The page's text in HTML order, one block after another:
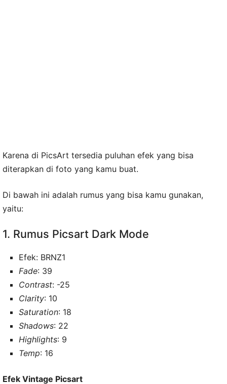
Karena di PicsArt tersedia puluhan efek yang bisa
diterapkan di foto yang kamu buat.
Di bawah ini adalah rumus yang bisa kamu gunakan,
yaitu:
1. Rumus Picsart Dark Mode
Efek: BRNZ1
Fade: 39
Contrast: -25
Clarity: 10
Saturation: 18
Shadows: 22
Highlights: 9
Temp: 16
Efek Vintage Picsart